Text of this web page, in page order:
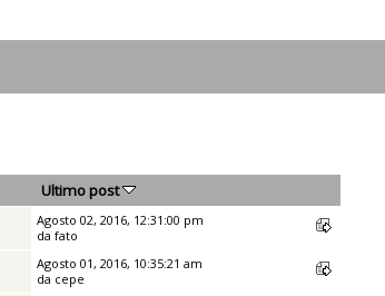
Ultimo post
Agosto 02, 2016, 12:31:00 pm
da fato
Agosto 01, 2016, 10:35:21 am
da cepe